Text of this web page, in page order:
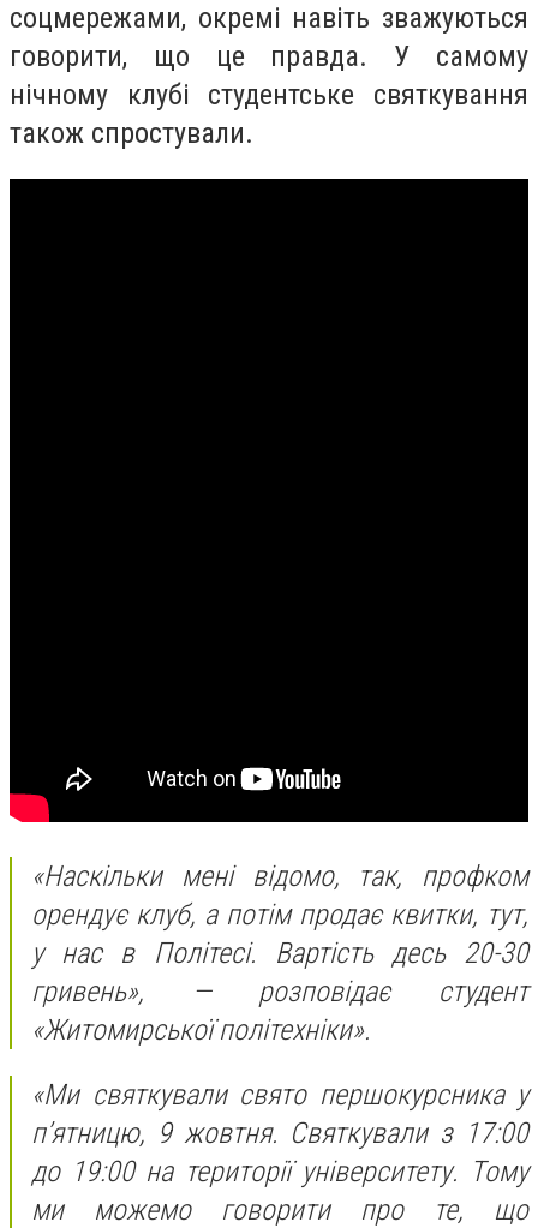
соцмережами, окремі навіть зважуються
говорити, що це правда. У самому
нічному клубі студентське святкування
також спростували.
«Наскільки мені відомо, так, профком
орендує клуб, а потім продає квитки, тут,
у нас в Політесі. Вартість десь 20-30
гривень», — розповідає студент
«Житомирської політехніки».
«Ми святкували свято першокурсника у
п’ятницю, 9 жовтня. Святкували з 17:00
до 19:00 на території університету. Тому
ми можемо говорити про те, що